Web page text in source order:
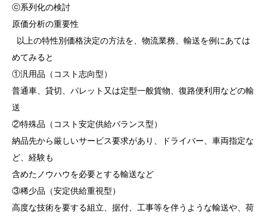
ⓒ系列化の検討
原価分析の重要性
以上の特性別価格決定の方法を、物流業務、輸送を例にあては
めてみると
①汎用品（コスト志向型）
普通車、貸切、パレット又は定型一般貨物、復路便利用などの輸
送
②特殊品（コスト安定供給バランス型）
納品先から厳しいサービス要求があり、ドライバー、車両指定な
ど、経験も
含めたノウハウを必要とする輸送など
③稀少品（安定供給重視型）
高度な技術を要する組立、据付、工事等を伴うような輸送や、荷